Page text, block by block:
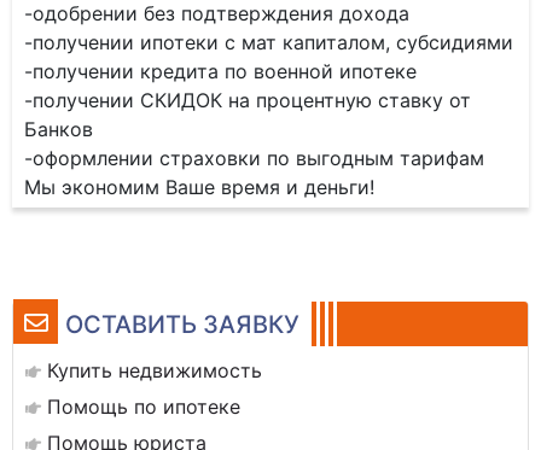
ОСТАВИТЬ ЗАЯВКУ
Купить недвижимость
Помощь по ипотеке
Помощь юриста
-одобрении без подтверждения дохода
-получении ипотеки с мат капиталом, субсидиями
-получении кредита по военной ипотеке
-получении СКИДОК на процентную ставку от
Банков
-оформлении страховки по выгодным тарифам
Мы экономим Ваше время и деньги!